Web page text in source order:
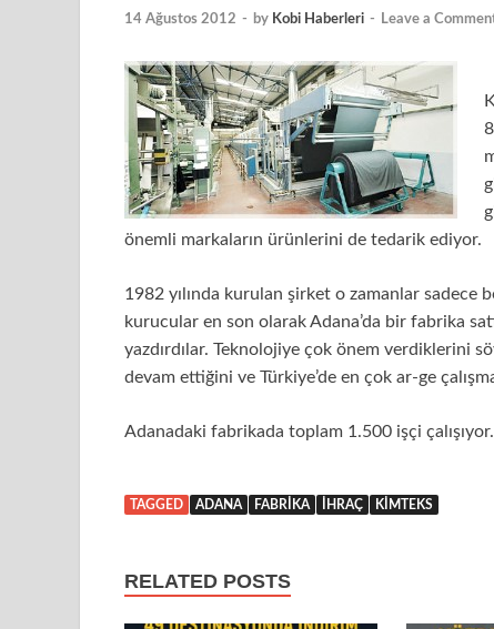
14 Ağustos 2012 - by Kobi Haberleri - Leave a
önemli markaların ürünlerini de tedarik ediyor.
1982 yılında kurulan şirket o zamanlar sadece
kurucular en son olarak Adana’da bir fabrika
yazdırdılar. Teknolojiye çok önem verdiklerini
devam ettiğini ve Türkiye’de en çok ar-ge
Adanadaki fabrikada toplam 1.500 işçi çalışıyor.
TAGGED ADANA FABRIKA IHRAÇ KIMTEKS
RELATED POSTS